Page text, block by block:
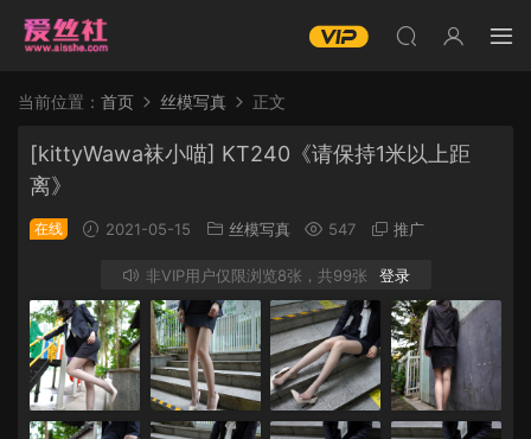
当前位置： 首页 丝模写真 正文
[kittyWawa袜小喵] KT240《请保持1米以上距
离》
在线 2021-05-15 丝模写真 547 推广
非VIP用户仅限浏览8张，共99张 登录